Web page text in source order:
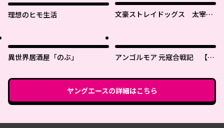
理想のヒモ生活
文豪ストレイドッグス 太宰を
異世界居酒屋「のぶ」
アンゴルモア 元寇合戦記 【博
ヤングエースの詳細はこちら